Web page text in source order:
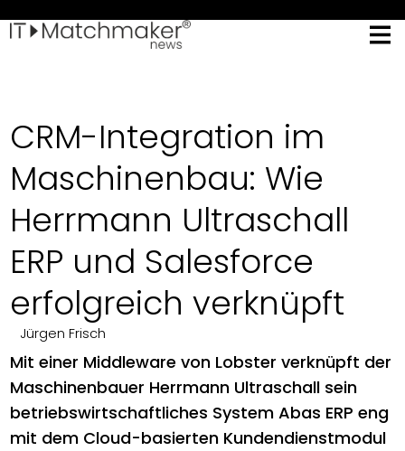
CRM-Integration im
Maschinenbau: Wie
Herrmann Ultraschall
ERP und Salesforce
erfolgreich verknüpft
Jürgen Frisch
Mit einer Middleware von Lobster verknüpft der
Maschinenbauer Herrmann Ultraschall sein
betriebswirtschaftliches System Abas ERP eng
mit dem Cloud-basierten Kundendienstmodul